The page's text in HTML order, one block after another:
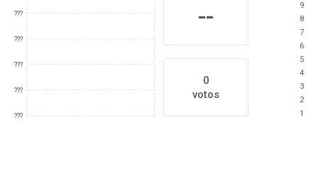
???
???
???
???
???
--
0
votos
9
8
7
6
5
4
3
2
1